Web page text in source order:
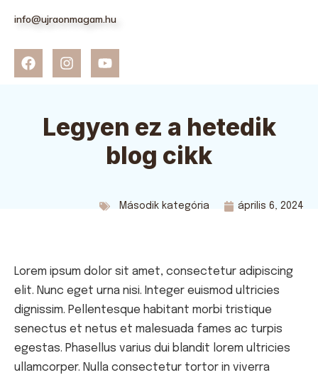
info@ujraonmagam.hu
Legyen ez a hetedik
blog cikk
Második kategória április 6, 2024
Lorem ipsum dolor sit amet, consectetur adipiscing
elit. Nunc eget urna nisi. Integer euismod ultricies
dignissim. Pellentesque habitant morbi tristique
senectus et netus et malesuada fames ac turpis
egestas. Phasellus varius dui blandit lorem ultricies
ullamcorper. Nulla consectetur tortor in viverra